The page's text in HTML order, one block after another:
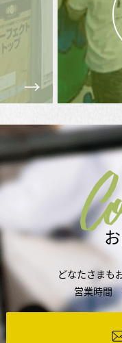
どなたさまも
営業時間